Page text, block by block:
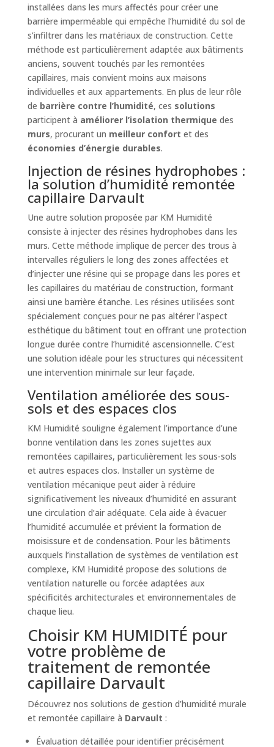
installées dans les murs affectés pour créer une
barrière imperméable qui empêche l’humidité du sol de
s’infiltrer dans les matériaux de construction. Cette
méthode est particulièrement adaptée aux bâtiments
anciens, souvent touchés par les remontées
capillaires, mais convient moins aux maisons
individuelles et aux appartements. En plus de leur rôle
de barrière contre l’humidité, ces solutions
participent à améliorer l’isolation thermique des
murs, procurant un meilleur confort et des
économies d’énergie durables.
Injection de résines hydrophobes :
la solution d’humidité remontée
capillaire Darvault
Une autre solution proposée par KM Humidité
consiste à injecter des résines hydrophobes dans les
murs. Cette méthode implique de percer des trous à
intervalles réguliers le long des zones affectées et
d’injecter une résine qui se propage dans les pores et
les capillaires du matériau de construction, formant
ainsi une barrière étanche. Les résines utilisées sont
spécialement conçues pour ne pas altérer l’aspect
esthétique du bâtiment tout en offrant une protection
longue durée contre l’humidité ascensionnelle. C’est
une solution idéale pour les structures qui nécessitent
une intervention minimale sur leur façade.
Ventilation améliorée des sous-
sols et des espaces clos
KM Humidité souligne également l’importance d’une
bonne ventilation dans les zones sujettes aux
remontées capillaires, particulièrement les sous-sols
et autres espaces clos. Installer un système de
ventilation mécanique peut aider à réduire
significativement les niveaux d’humidité en assurant
une circulation d’air adéquate. Cela aide à évacuer
l’humidité accumulée et prévient la formation de
moisissure et de condensation. Pour les bâtiments
auxquels l’installation de systèmes de ventilation est
complexe, KM Humidité propose des solutions de
ventilation naturelle ou forcée adaptées aux
spécificités architecturales et environnementales de
chaque lieu.
Choisir KM HUMIDITÉ pour
votre problème de
traitement de remontée
capillaire Darvault
Découvrez nos solutions de gestion d’humidité murale
et remontée capillaire à Darvault :
Évaluation détaillée pour identifier précisément